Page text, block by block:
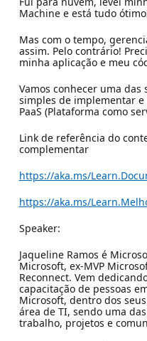
Machine e está tudo
Mas com o tempo,
assim. Pelo contrário!
minha aplicação e meu
Vamos conhecer uma
simples de implementar
PaaS (Plataforma como
Link de referência do
complementar
https://aka.ms/
https://aka.ms/
Speaker:
Jaqueline Ramos é
Microsoft, ex-MVP
Reconnect. Vem
capacitação de pessoas
Microsoft, dentro dos
área de TI, sendo uma
trabalho, projetos e